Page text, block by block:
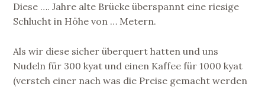
Diese …. Jahre alte Brücke überspannt eine riesige
Schlucht in Höhe von … Metern.
Als wir diese sicher überquert hatten und uns
Nudeln für 300 kyat und einen Kaffee für 1000 kyat
(versteh einer nach was die Preise gemacht werden